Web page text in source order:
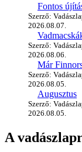
Fontos
Szerző:
2026.08.07.
Szerző:
2026.08.06.
Már
Szerző:
2026.08.05.
Augusztus
Szerző:
2026.08.05.
A